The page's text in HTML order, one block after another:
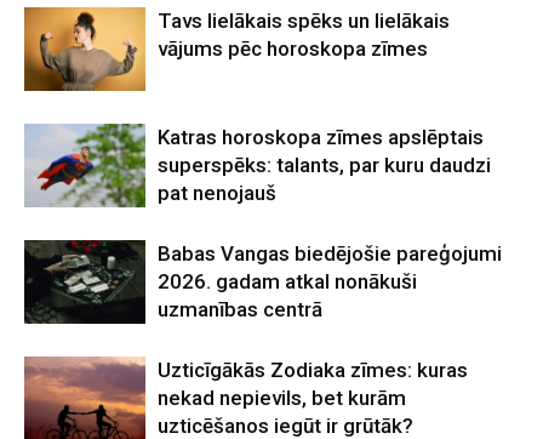
Tavs lielākais spēks un lielākais
vājums pēc horoskopa zīmes
Katras horoskopa zīmes apslēptais
superspēks: talants, par kuru daudzi
pat nenojauš
Babas Vangas biedējošie pareģojumi
2026. gadam atkal nonākuši
uzmanības centrā
Uzticīgākās Zodiaka zīmes: kuras
nekad nepievils, bet kurām
uzticēšanos iegūt ir grūtāk?